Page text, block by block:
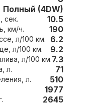
Полный (4DW)
сек. 10.5
Максимальная скорость, км/ч. 190
л/100 км. 6.2
л/100 км. 9.2
л/100 км.7.3
Объем топливного бака, л. 71
Объем багажного отделения, л. 510
1977
кг. 2645